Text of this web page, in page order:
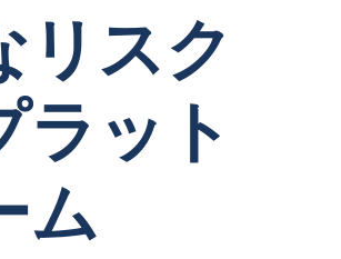
せる
モニタリング
リスク
ラット
ム